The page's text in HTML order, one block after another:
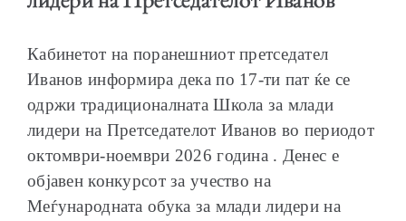
ОБРАЌАЊА
ШКОЛА ЗА МЛАДИ ЛИДЕРИ
Кабинетот на поранешниот претседател
Иванов информира дека по 17-ти пат ќе се
одржи традиционалната Школа за млади
лидери на Претседателот Иванов во периодот
октомври-ноември 2026 година . Денес е
објавен конкурсот за учество на
Меѓународната обука за млади лидери на